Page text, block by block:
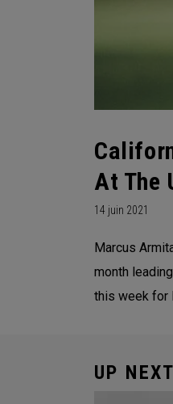
At The
14 juin 2021
Marcus
month
this week for
UP NEXT